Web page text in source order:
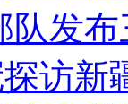
队发
访新